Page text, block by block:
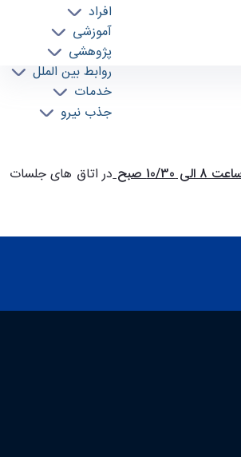
افراد
آموزشی
پژوهشی
روابط بین الملل
خدمات
جذب نیرو
اول سال 1404 "برنامه زمانبندی مصاحبه بورسيه همراه اول 1404 دانشکده مهندسی برق و کامپیوتر دانشکدگان
در اتاق های جلسات